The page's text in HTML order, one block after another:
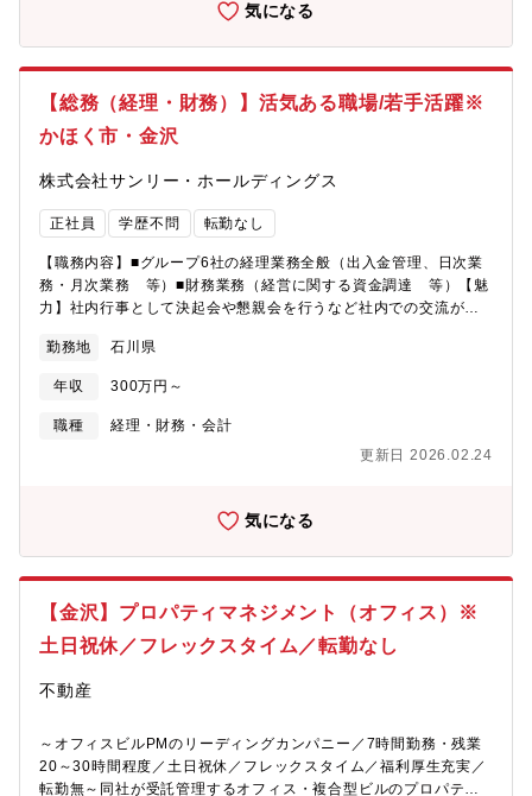
気になる
【総務（経理・財務）】活気ある職場/若手活躍※
かほく市・金沢
株式会社サンリー・ホールディングス
正社員 学歴不問 転勤なし
【職務内容】■グループ6社の経理業務全般（出入金管理、日次業
務・月次業務 等）■財務業務（経営に関する資金調達 等）【魅
力】社内行事として決起会や懇親会を行うなど社内での交流が盛
で仕事をすることができます。「三方良し（顧客/社員/社会）」
「挑戦と革新」の理念を大事にしており、お客様に満足いただけ
る住宅のみを販売し、社員の成長にもコミットする社風です。ま
た、2022年から女子バレーボールPFUブルーキャッツのスポンサ
勤務地 石川県
年収 300万円～
職種
経理・財務・会計
更新日 2026.02.24
気になる
【金沢】プロパティマネジメント（オフィス）※
土日祝休／フレックスタイム／転勤なし
不動産
～オフィスビルPMのリーディングカンパニー／7時間勤務・残業
20～30時間程度／土日祝休／フレックスタイム／福利厚生充実／
転勤無～同社が受託管理するオフィス・複合型ビルのプロパティ